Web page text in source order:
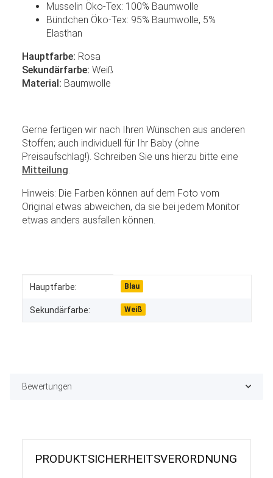
Musselin Öko-Tex: 100% Baumwolle
Bündchen Öko-Tex: 95% Baumwolle, 5%
Elasthan
Hauptfarbe: Rosa
Sekundärfarbe: Weiß
Material: Baumwolle
Gerne fertigen wir nach Ihren Wünschen aus anderen
Stoffen; auch individuell für Ihr Baby (ohne
Preisaufschlag!). Schreiben Sie uns hierzu bitte eine
Mitteilung
Hinweis: Die Farben können auf dem Foto vom
Original etwas abweichen, da sie bei jedem Monitor
etwas anders ausfallen können.
Produkteigenschaft
Wert
Hauptfarbe: Blau
Sekundärfarbe: Weiß
Bewertungen
PRODUKT­SICHER­HEITS­VER­ORD­NUNG